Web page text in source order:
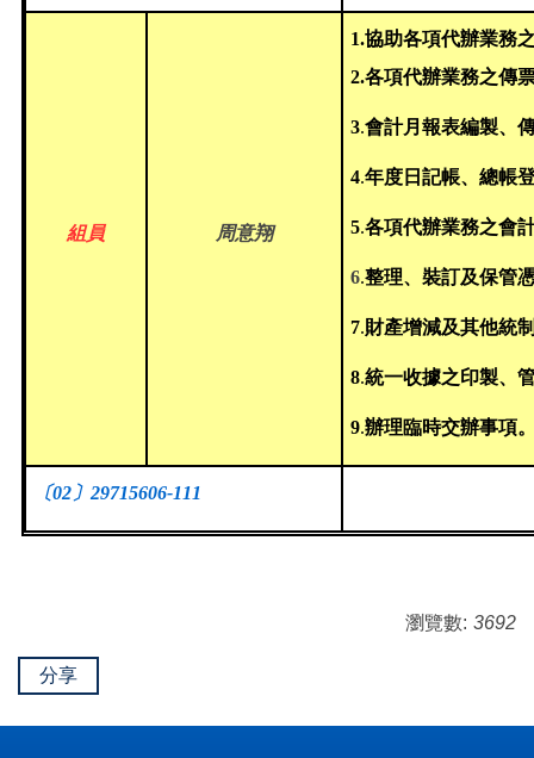
組員 周意翔
1.協助各項代辦業務
2.各項代辦業務之傳
3.會計月報表編製、
4.年度日記帳、總帳
5.各項代辦業務之會
6.整理、裝訂及保管
7.財產增減及其他統
8.統一收據之印製、
9.辦理臨時交辦事項
〔02〕 29715606-111
瀏覽數: 3692
分享